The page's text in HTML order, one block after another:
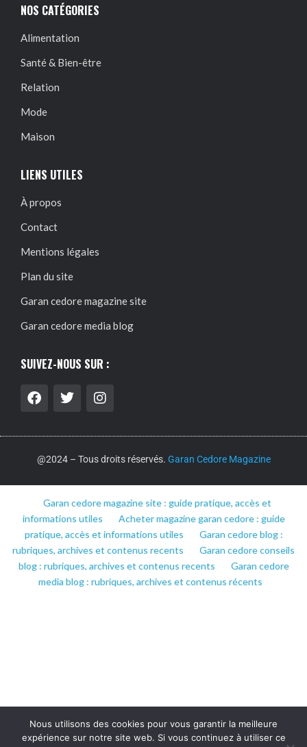
NOS CATÉGORIES
Alimentation
Santé & Bien-être
Relation
Mode
Maison
LIENS UTILES
À propos
Contact
Mentions légales
Plan du site
Garan cedore magazine site
Garan cedore media blog
SUIVEZ-NOUS SUR :
@2024 – Tous droits réservés. Garan Cedore Magazine
Garan cedore magazine site : guide pratique, accès et
informations utiles
Acheter magazine garan cedore : guide
pratique, accès et informations utiles
Garan cedore blog :
rubriques, archives et contenus recents
Garan cedore conseils
blog : rubriques, archives et contenus recents
Garan cedore
media blog : rubriques, archives et contenus récents
Nous utilisons des cookies pour vous garantir la meilleure
expérience sur notre site web. Si vous continuez à utiliser ce